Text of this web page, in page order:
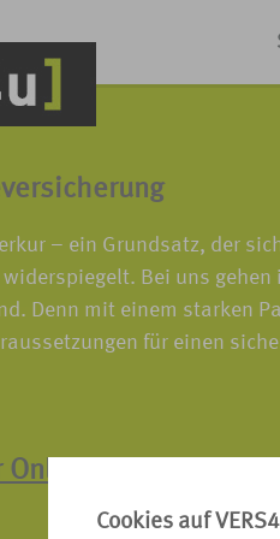
Cookies auf
– ein Grundsatz, der
Bei uns
Denn mit einem starken
für einen